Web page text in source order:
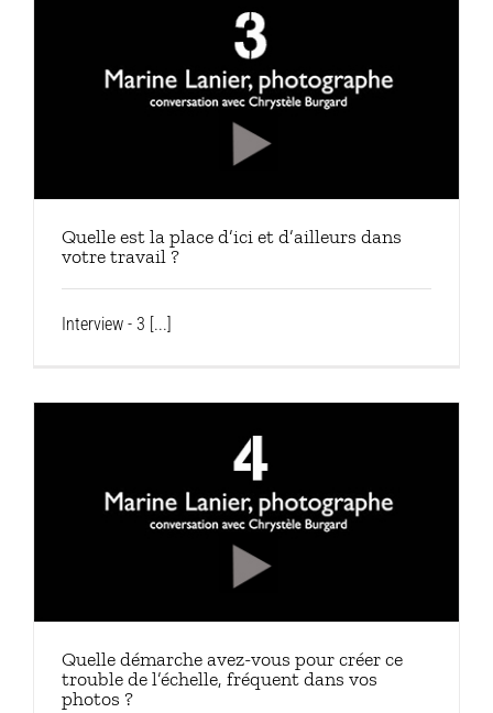
Quelle est la place d’ici et d’ailleurs dans
votre travail ?
Interview - 3 [...]
Quelle démarche avez-vous pour créer ce
trouble de l’échelle, fréquent dans vos
photos ?